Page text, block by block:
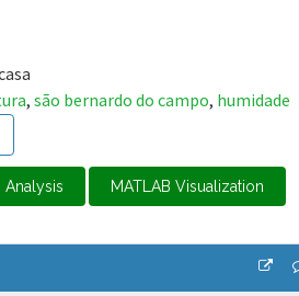
, são bernardo do campo, humidade
Analysis MATLAB Visualization